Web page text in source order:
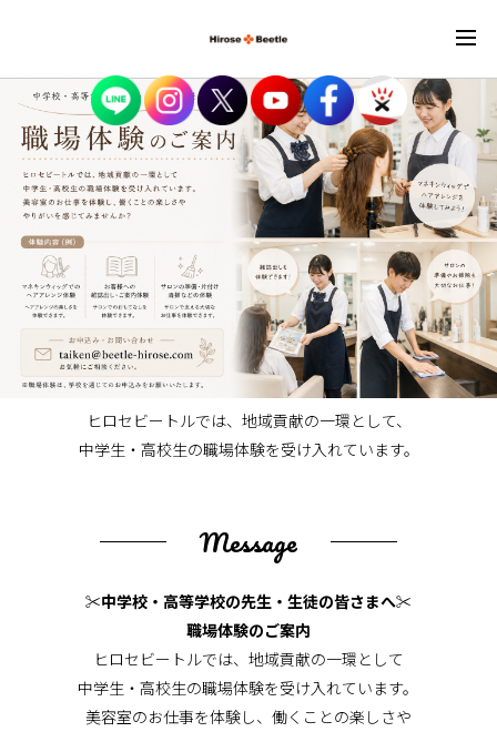
ヒロセビートルでは、地域貢献の一環として、
中学生・高校生の職場体験を受け入れています。
Message
✂中学校・高等学校の先生・生徒の皆さまへ✂
職場体験のご案内
ヒロセビートルでは、地域貢献の一環として
中学生・高校生の職場体験を受け入れています。
美容室のお仕事を体験し、働くことの楽しさや